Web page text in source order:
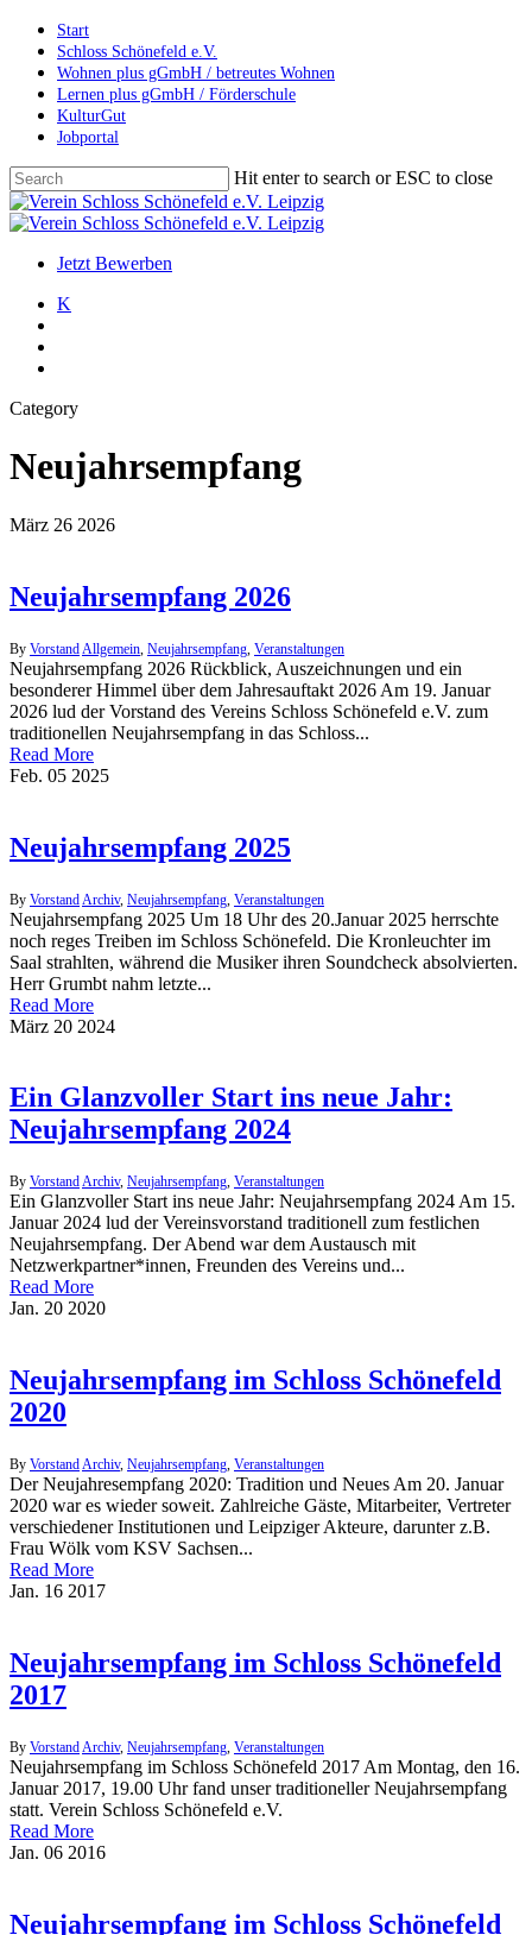
Skip
main
content
Start
Schloss Schönefeld e.V.
Wohnen plus gGmbH / betreutes Wohnen
Lernen plus gGmbH / Förderschule
KulturGut
Jobportal
Hit enter to search or ESC to close
Close
Search
search
account
Menu
Jetzt Bewerben
K
Category
Neujahrsempfang
März 26 2026
Neujahrsempfang 2026
By Vorstand Allgemein Neujahrsempfang Veranstaltungen
Neujahrsempfang 2026 Rückblick, Auszeichnungen und ein
besonderer Himmel über dem Jahresauftakt 2026 Am 19. Januar
2026 lud der Vorstand des Vereins Schloss Schönefeld e.V. zum
traditionellen Neujahrsempfang in das Schloss...
Read More
Feb. 05 2025
Neujahrsempfang 2025
By Vorstand Archiv, Neujahrsempfang Veranstaltungen
Neujahrsempfang 2025 Um 18 Uhr des 20.Januar 2025 herrschte
noch reges Treiben im Schloss Schönefeld. Die Kronleuchter im
Saal strahlten, während die Musiker ihren Soundcheck absolvierten.
Herr Grumbt nahm letzte...
Read More
März 20 2024
Ein Glanzvoller Start ins neue Jahr:
Neujahrsempfang 2024
By VorstandArchiv, Neujahrsempfang, Veranstaltungen
Ein Glanzvoller Start ins neue Jahr: Neujahrsempfang 2024 Am 15.
Januar 2024 lud der Vereinsvorstand traditionell zum festlichen
Neujahrsempfang. Der Abend war dem Austausch mit
Netzwerkpartner*innen, Freunden des Vereins und...
Read More
Jan. 20 2020
Neujahrsempfang im Schloss Schönefeld
2020
By VorstandArchiv, Neujahrsempfang, Veranstaltungen
Der Neujahresempfang 2020: Tradition und Neues Am 20. Januar
2020 war es wieder soweit. Zahlreiche Gäste, Mitarbeiter, Vertreter
verschiedener Institutionen und Leipziger Akteure, darunter z.B.
Frau Wölk vom KSV Sachsen...
Read More
Jan. 16 2017
Neujahrsempfang im Schloss Schönefeld
2017
By VorstandArchiv, Neujahrsempfang, Veranstaltungen
Neujahrsempfang im Schloss Schönefeld 2017 Am Montag, den 16.
Januar 2017, 19.00 Uhr fand unser traditioneller Neujahrsempfang
statt. Verein Schloss Schönefeld e.V.
Read More
Jan. 06 2016
Neujahrsempfang im Schloss Schönefeld